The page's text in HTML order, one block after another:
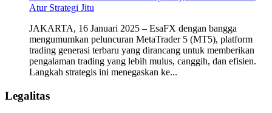
Atur Strategi Jitu
JAKARTA, 16 Januari 2025 – EsaFX dengan bangga
mengumumkan peluncuran MetaTrader 5 (MT5), platform
trading generasi terbaru yang dirancang untuk memberikan
pengalaman trading yang lebih mulus, canggih, dan efisien.
Langkah strategis ini menegaskan ke...
Legalitas